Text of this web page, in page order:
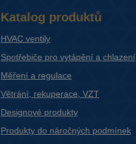
Katalog produktů
HVAC ventily
Spotřebiče pro vytápění a chlazení
Měření a regulace
Větrání, rekuperace, VZT
Designové produkty
Produkty do náročných podmínek